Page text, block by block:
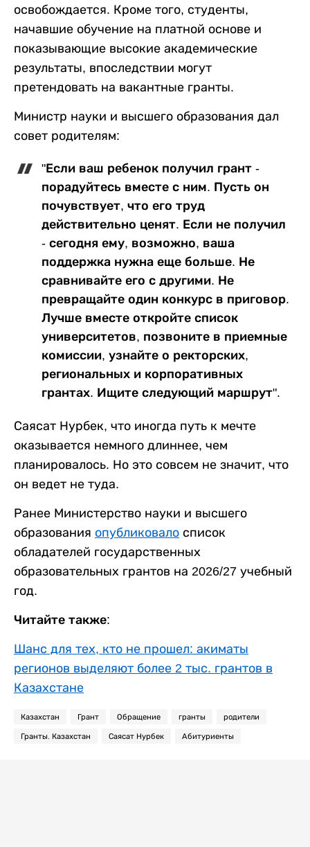
освобождается. Кроме того, студенты,
начавшие обучение на платной основе и
показывающие высокие академические
результаты, впоследствии могут
претендовать на вакантные гранты.
Министр науки и высшего образования дал
совет родителям:
"Если ваш ребенок получил грант -
порадуйтесь вместе с ним. Пусть он
почувствует, что его труд
действительно ценят. Если не получил
- сегодня ему, возможно, ваша
поддержка нужна еще больше. Не
сравнивайте его с другими. Не
превращайте один конкурс в приговор.
Лучше вместе откройте список
университетов, позвоните в приемные
комиссии, узнайте о ректорских,
региональных и корпоративных
грантах. Ищите следующий маршрут".
Саясат Нурбек, что иногда путь к мечте
оказывается немного длиннее, чем
планировалось. Но это совсем не значит, что
он ведет не туда.
Ранее Министерство науки и высшего
образования опубликовало список
обладателей государственных
образовательных грантов на 2026/27 учебный
год.
Читайте также:
Шанс для тех, кто не прошел: акиматы
регионов выделяют более 2 тыс. грантов в
Казахстане
Казахстан Грант Обращение гранты родители
Гранты. Казахстан Саясат Нурбек Абитуриенты